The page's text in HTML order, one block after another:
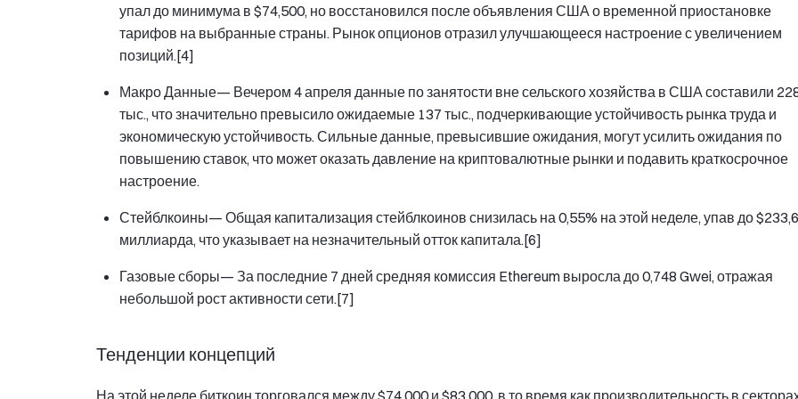
упал до минимума в $74,500, но восстановился после объявления США о временной приостановке
тарифов на выбранные страны. Рынок опционов отразил улучшающееся настроение с увеличением
позиций.[4]
Макро Данные— Вечером 4 апреля данные по занятости вне сельского хозяйства в США составили
тыс., что значительно превысило ожидаемые 137 тыс., подчеркивающие устойчивость рынка труда и
экономическую устойчивость. Сильные данные, превысившие ожидания, могут усилить ожидания по
повышению ставок, что может оказать давление на криптовалютные рынки и подавить краткосрочное
настроение.
Стейблкоины— Общая капитализация стейблкоинов снизилась на 0,55% на этой неделе, упав до $233,6
миллиарда, что указывает на незначительный отток капитала.[6]
Газовые сборы— За последние 7 дней средняя комиссия Ethereum выросла до 0,748 Gwei, отражая
небольшой рост активности сети.[7]
Тенденции концепций
На этой неделе биткоин торговался между $74,000 и $83,000, в то время как производительность в